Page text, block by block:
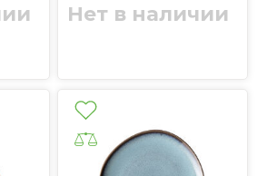
Нет в наличии